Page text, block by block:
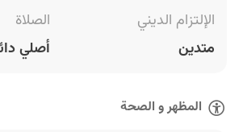
الإلتزام الديني
متدين
الصلاة
أصلي
المظهر و الصحة